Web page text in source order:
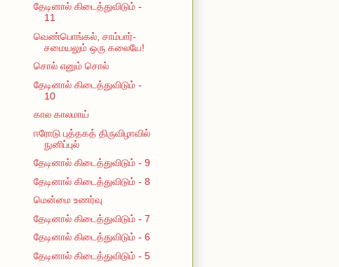
தேடினால் கிடைத்துவிடும் -
11
வெண்பொங்கல், சாம்பார்-
சமையலும் ஒரு கலையே!
சொல் எனும் சொல்
தேடினால் கிடைத்துவிடும் -
10
கால காலமாய்
ஈரோடு புத்தகத் திருவிழாவில்
நுனிப்புல்
தேடினால் கிடைத்துவிடும் - 9
தேடினால் கிடைத்துவிடும் - 8
மென்மை உணர்வு
தேடினால் கிடைத்துவிடும் - 7
தேடினால் கிடைத்துவிடும் - 6
தேடினால் கிடைத்துவிடும் - 5